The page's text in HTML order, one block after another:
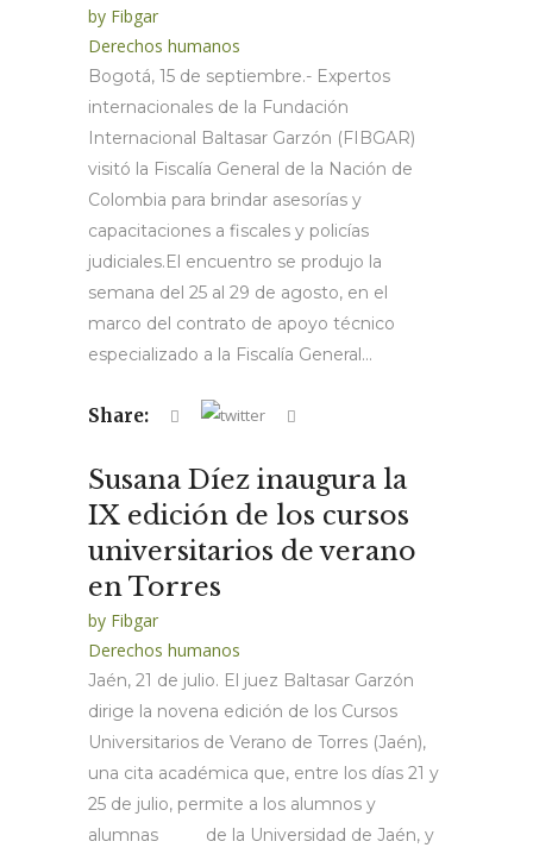
by Fibgar
Derechos humanos
Bogotá, 15 de septiembre.- Expertos
internacionales de la Fundación
Internacional Baltasar Garzón (FIBGAR)
visitó la Fiscalía General de la Nación de
Colombia para brindar asesorías y
capacitaciones a fiscales y policías
judiciales.El encuentro se produjo la
semana del 25 al 29 de agosto, en el
marco del contrato de apoyo técnico
especializado a la Fiscalía General...
Share:
Susana Díez inaugura la
IX edición de los cursos
universitarios de verano
en Torres
by Fibgar
Derechos humanos
Jaén, 21 de julio. El juez Baltasar Garzón
dirige la novena edición de los Cursos
Universitarios de Verano de Torres (Jaén),
una cita académica que, entre los días 21 y
25 de julio, permite a los alumnos y
alumnas de la Universidad de Jaén, y